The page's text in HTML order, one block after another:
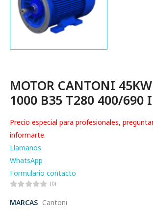
MOTOR CANTONI
1000 B35 T280 400/690
Precio especial para profesionales,
informarte.
Llamanos
WhatsApp
Formulario contacto
(0)
MARCAS Cantoni